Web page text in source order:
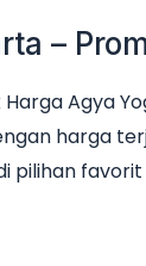
–
Agya
harga
pilihan